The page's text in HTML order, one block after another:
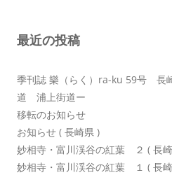
ン
最近の投稿
季刊誌 樂（らく）ra-ku 59号 長
道 浦上街道ー
移転のお知らせ
お知らせ ( 長崎県 )
妙相寺・富川渓谷の紅葉 ２ ( 長
妙相寺・富川渓谷の紅葉 １ ( 長